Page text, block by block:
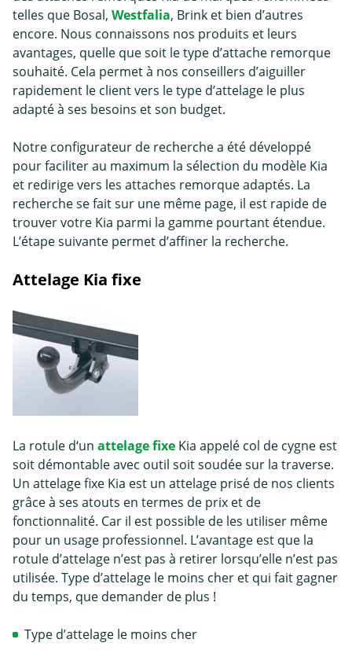
telles que Bosal, Westfalia, Brink et bien d’autres
encore. Nous connaissons nos produits et leurs
avantages, quelle que soit le type d’attache remorque
souhaité. Cela permet à nos conseillers d’aiguiller
rapidement le client vers le type d’attelage le plus
adapté à ses besoins et son budget.
Notre configurateur de recherche a été développé
pour faciliter au maximum la sélection du modèle Kia
et redirige vers les attaches remorque adaptés. La
recherche se fait sur une même page, il est rapide de
trouver votre Kia parmi la gamme pourtant étendue.
L’étape suivante permet d’affiner la recherche.
Attelage Kia fixe
La rotule d‘un attelage fixe Kia appelé col de cygne est
soit démontable avec outil soit soudée sur la traverse.
Un attelage fixe Kia est un attelage prisé de nos clients
grâce à ses atouts en termes de prix et de
fonctionnalité. Car il est possible de les utiliser même
pour un usage professionnel. L’avantage est que la
rotule d’attelage n’est pas à retirer lorsqu’elle n’est pas
utilisée. Type d’attelage le moins cher et qui fait gagner
du temps, que demander de plus !
Type d’attelage le moins cher